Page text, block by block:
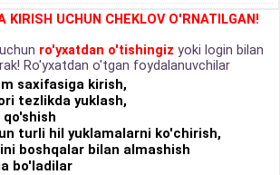
KIRISH UCHUN CHEKLOV O'RNATILGAN!
ro'yxatdan o'tishingiz yoki login bilan
Ro'yxatdan o'tgan foydalanuvchilar
saxifasiga kirish,
tezlikda yuklash,
turli hil yuklamalarni ko'chirish,
boshqalar bilan almashish
bo'ladilar